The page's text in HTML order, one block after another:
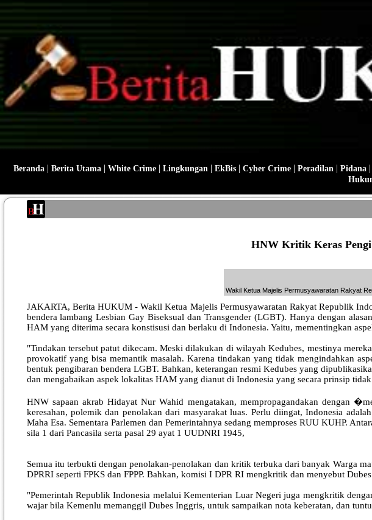
Beranda | Berita Utama | White Crime | Lingkungan | EkBis | Cyber Crime | Peradilan | Pidana |
HNW Kritik Keras
Wakil Ketua Majelis Permusyawaratan Rakyat
JAKARTA, Berita HUKUM - Wakil Ketua Majelis Permusyawaratan Rakyat Republik
bendera lambang Lesbian Gay Biseksual dan Transgender (LGBT). Hanya dengan
HAM yang diterima secara konstisusi dan berlaku di Indonesia. Yaitu, mementingkan
"Tindakan tersebut patut dikecam. Meski dilakukan di wilayah Kedubes, mestinya
provokatif yang bisa memantik masalah. Karena tindakan yang tidak mengindahkan
bentuk pengibaran bendera LGBT. Bahkan, keterangan resmi Kedubes yang
dan mengabaikan aspek lokalitas HAM yang dianut di Indonesia yang secara prinsip
HNW sapaan akrab Hidayat Nur Wahid mengatakan, mempropagandakan dengan
keresahan, polemik dan penolakan dari masyarakat luas. Perlu diingat, Indonesia
Maha Esa. Sementara Parlemen dan Pemerintahnya sedang memproses RUU KUHP.
sila 1 dari Pancasila serta pasal 29 ayat 1 UUDNRI 1945,
Semua itu terbukti dengan penolakan-penolakan dan kritik terbuka dari banyak Warga
DPRRI seperti FPKS dan FPPP. Bahkan, komisi I DPR RI mengkritik dan menyebut
"Pemerintah Republik Indonesia melalui Kementerian Luar Negeri juga mengkritik
wajar bila Kemenlu memanggil Dubes Inggris, untuk sampaikan nota keberatan, dan